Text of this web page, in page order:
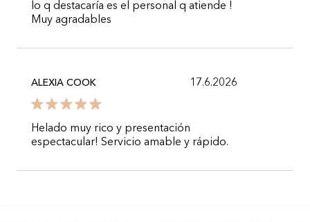
lo q destacaría es el personal q atiende !
Muy agradables
ALEXIA COOK 17.6.2026
Helado muy rico y presentación
espectacular! Servicio amable y rápido.